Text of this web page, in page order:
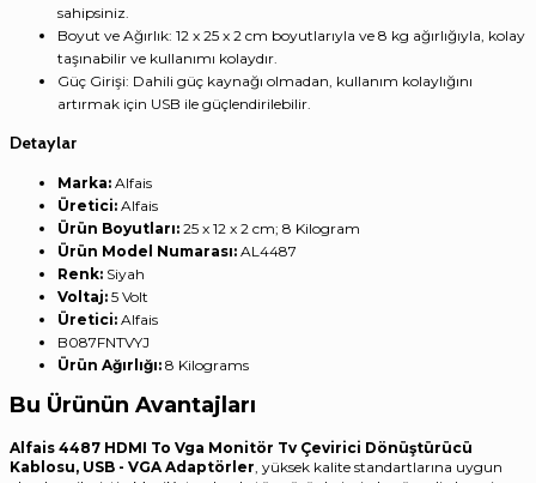
sahipsiniz.
Boyut ve Ağırlık: 12 x 25 x 2 cm boyutlarıyla ve 8 kg ağırlığıyla, kolay
taşınabilir ve kullanımı kolaydır.
Güç Girişi: Dahili güç kaynağı olmadan, kullanım kolaylığını
artırmak için USB ile güçlendirilebilir.
Detaylar
Marka: ‎Alfais
Üretici: ‎Alfais
Ürün Boyutları: ‎25 x 12 x 2 cm; 8 Kilogram
Ürün Model Numarası: ‎AL4487
Renk: ‎Siyah
Voltaj: ‎5 Volt
Üretici: ‎Alfais
‎B087FNTVYJ
Ürün Ağırlığı: ‎8 Kilograms
Bu Ürünün Avantajları
Alfais 4487 HDMI To Vga Monitör Tv Çevirici Dönüştürücü
Kablosu, USB - VGA Adaptörler , yüksek kalite standartlarına uygun